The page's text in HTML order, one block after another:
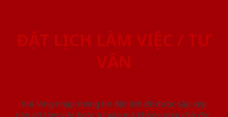
ĐẶT LỊCH LÀM VIỆC / TƯ
VẤN
Vui lòng nhập thông tin đặt lịch để được sắp xếp